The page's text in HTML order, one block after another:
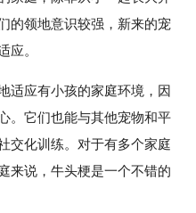
的领地意识较强，新来的宠
应。
适应有小孩的家庭环境，因
。它们也能与其他宠物和平
交化训练。对于有多个家庭
来说，牛头梗是一个不错的